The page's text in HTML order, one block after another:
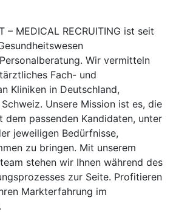
– MEDICAL RECRUITING ist seit
Wir vermitteln
Fach- und
Kliniken in Deutschland,
Unsere Mission ist es, die
dem passenden Kandidaten, unter
jeweiligen Bedürfnisse,
zu bringen. Mit unserem
stehen wir Ihnen während des
zur Seite. Profitieren
Markterfahrung im